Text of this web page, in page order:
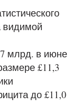
видимой
млрд. в июне
£11,3
до £11,0